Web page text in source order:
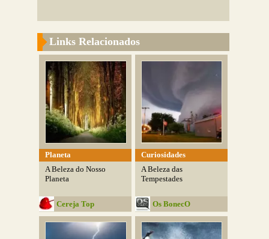
Links Relacionados
Planeta
A Beleza do Nosso
Planeta
Cereja Top
Curiosidades
A Beleza das
Tempestades
Os BonecO